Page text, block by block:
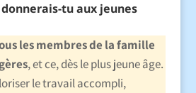
tu aux jeunes
les membres de la famille
, et ce, dès le plus jeune âge.
le travail accompli,